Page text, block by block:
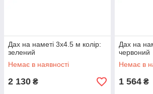
Дах на наметі 3x4.5 м колір:
зелений
Немає в наявності
2 130 ₴
Дах на
червоний
Немає в
1 564 ₴